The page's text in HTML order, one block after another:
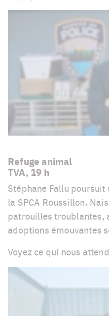
Refuge animal
TVA, 19 h
Stéphane Fallu poursuit
la SPCA Roussillon.
patrouilles troublantes,
adoptions émouvantes
Voyez ce qui nous